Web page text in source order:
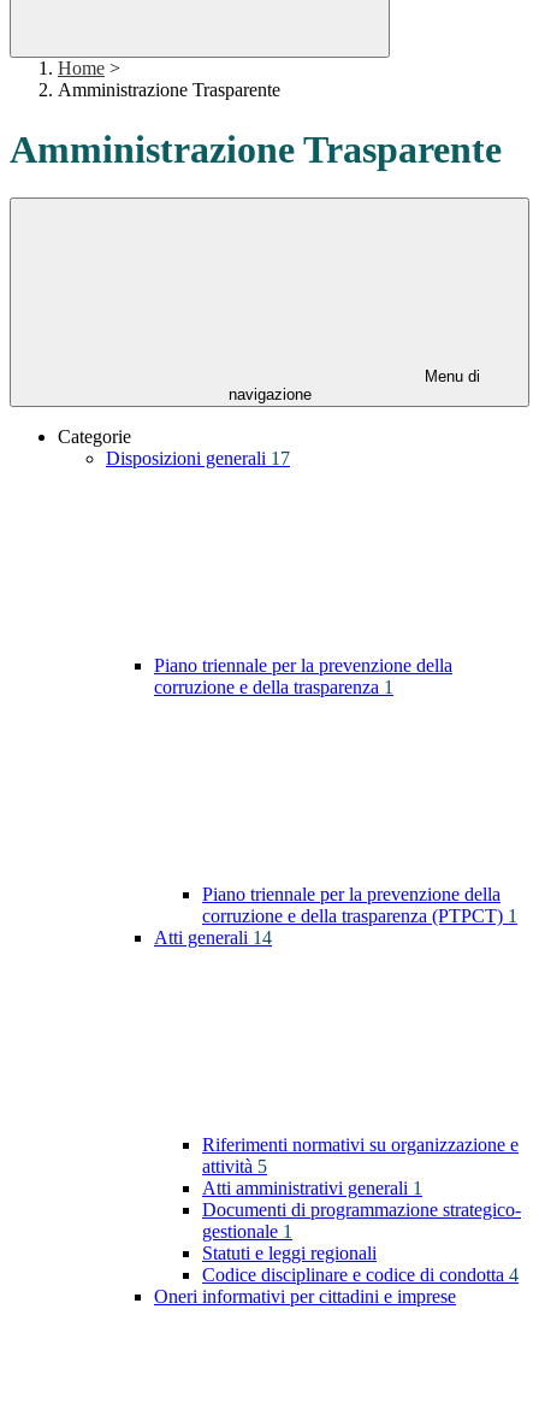
Home >
Amministrazione Trasparente
Amministrazione Trasparente
Menu di
navigazione
Categorie
Disposizioni generali 17
Piano triennale per la prevenzione della
corruzione e della trasparenza 1
Piano triennale per la prevenzione della
corruzione e della trasparenza (PTPCT) 1
Atti generali 14
Riferimenti normativi su organizzazione e
attività 5
Atti amministrativi generali 1
Documenti di programmazione strategico-
gestionale 1
Statuti e leggi regionali
Codice disciplinare e codice di condotta 4
Oneri informativi per cittadini e imprese